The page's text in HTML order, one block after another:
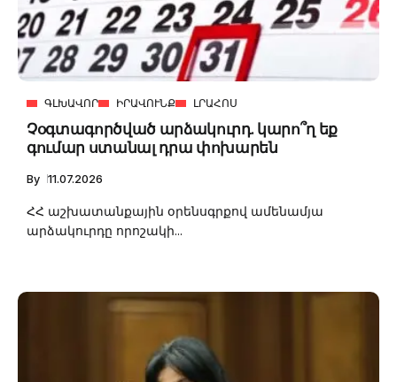
ԳԼԽԱՎՈՐ ԻՐԱՎՈՒՆՔ ԼՐԱՀՈՍ
Չօգտագործված արձակուրդ. կարո՞ղ եք
գումար ստանալ դրա փոխարեն
By 11.07.2026
ՀՀ աշխատանքային օրենսգրքով ամենամյա
արձակուրդը որոշակի...